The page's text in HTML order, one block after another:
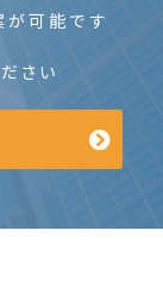
可能です
さい